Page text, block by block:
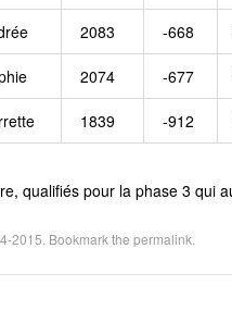
2083 -668
2074 -677
1839 -912
qualifiés pour la phase 3 qui
2015 . Bookmark the permalink